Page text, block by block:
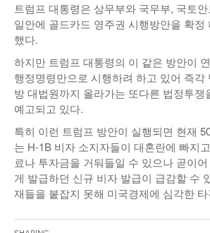
트럼프 대통령은 상무부와 국무부, 국토
일안에 골드카드 영주권 시행방안을 확정
했다.
하지만 트럼프 대통령의 이 같은 방안이
행정명령만으로 시행하려 하고 있어 즉각
방 대법원까지 올라가는 또다른 법정투쟁
예고되고 있다.
특히 이런 트럼프 방안이 실행되면 현재
는 H-1B 비자 소지자들이 대혼란에 빠지
료나 투자금을 거둬들일 수 있으나 곧이
게 발급하던 신규 비자 발급이 급감할 수
재들을 붙잡지 못해 미국경제에 심각한